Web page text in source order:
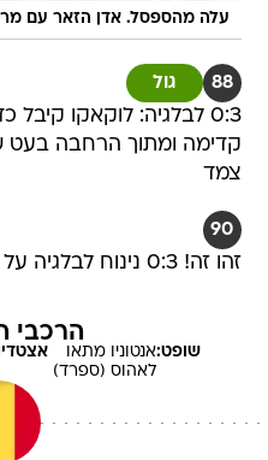
עלה מהספסל. אדן הזאר עם
88 גול
0:3 לבלגיה: לוקאקו
קדימה ומתוך הרחבה בעט
צמד
90
זהו זה! 0:3 נינוח לבלגיה על רוסיה
הרכבי
שופט:אנטוניו מתאו
לאהוס (ספרד)